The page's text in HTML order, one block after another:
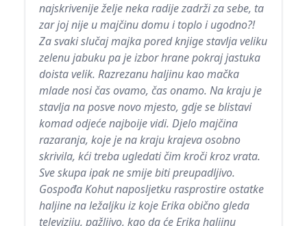
najskrivenije želje neka radije zadrži za sebe, ta
zar joj nije u majčinu domu i toplo i ugodno?!
Za svaki slučaj majka pored knjige stavlja veliku
zelenu jabuku pa je izbor hrane pokraj jastuka
doista velik. Razrezanu haljinu kao mačka
mlade nosi čas ovamo, čas onamo. Na kraju je
stavlja na posve novo mjesto, gdje se blistavi
komad odjeće najboije vidi. Djelo majčina
razaranja, koje je na kraju krajeva osobno
skrivila, kći treba ugledati čim kroči kroz vrata.
Sve skupa ipak ne smije biti preupadljivo.
Gospođa Kohut naposljetku rasprostire ostatke
haljine na ležaljku iz koje Erika obično gleda
televiziju, pažljivo, kao da će Erika haljinu